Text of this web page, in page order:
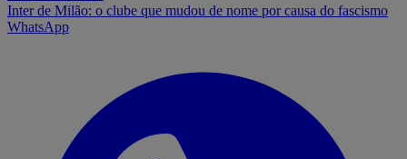
Inter de Milão: o clube que mudou de nome por causa do fascismo
WhatsApp